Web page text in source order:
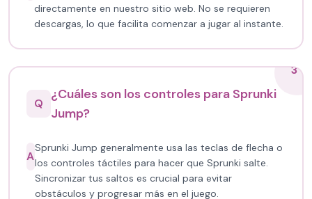
directamente en nuestro sitio web. No se requieren
descargas, lo que facilita comenzar a jugar al instante.
3
Q
¿Cuáles son los controles para Sprunki
Jump?
A
Sprunki Jump generalmente usa las teclas de flecha o
los controles táctiles para hacer que Sprunki salte.
Sincronizar tus saltos es crucial para evitar
obstáculos y progresar más en el juego.